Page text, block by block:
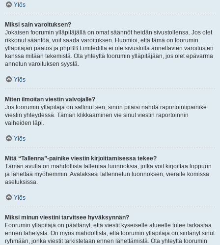
Ylös
Miksi sain varoituksen?
Jokaisen foorumin ylläpitäjällä on omat säännöt heidän sivustollensa. Jos olet
rikkonut sääntöä, voit saada varoituksen. Huomioi, että tämä on foorumin
ylläpitäjän päätös ja phpBB Limitedillä ei ole sivustolla annettavien varoitusten
kanssa mitään tekemistä. Ota yhteyttä foorumin ylläpitäjään, jos olet epävarma
annetun varoituksen syystä.
Ylös
Miten ilmoitan viestin valvojalle?
Jos foorumin ylläpitäjä on sallinut sen, sinun pitäisi nähdä raportointipainike
viestin yhteydessä. Tämän klikkaaminen vie sinut viestin raportoinnin
vaiheiden läpi.
Ylös
Mitä “Tallenna”-painike viestin kirjoittamisessa tekee?
Tämän avulla on mahdollista tallentaa luonnoksia, jotka voit kirjoittaa loppuun
ja lähettää myöhemmin. Avataksesi tallennetun luonnoksen, vieraile komissa
asetuksissa.
Ylös
Miksi minun viestini tarvitsee hyväksynnän?
Foorumin ylläpitäjä on päättänyt, että viestit kyseiselle alueelle tulee tarkastaa
ennen lähetystä. On myös mahdollista, että foorumin ylläpitäjä on siirtänyt sinut
ryhmään, jonka viestit tarkistetaan ennen lähettämistä. Ota yhteyttä foorumin